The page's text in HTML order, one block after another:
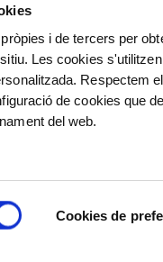
i de tercers per
Les cookies
Respectem
de cookies que
del web.
Cookies de